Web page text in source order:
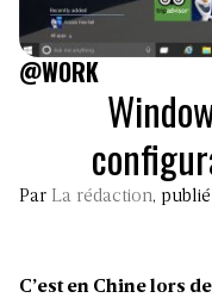
@WORK
Par La rédaction,
C’est en Chine lors